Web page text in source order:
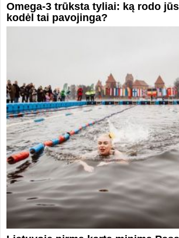
Omega-3 trūksta tyliai: ką rodo
kodėl tai pavojinga?